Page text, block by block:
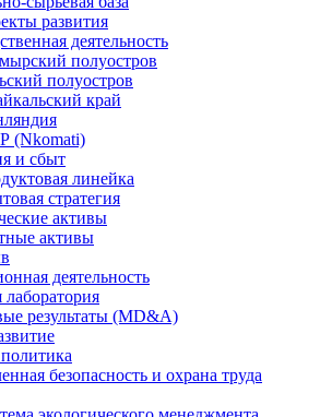
развития
деятельность
полуостров
полуостров
край
(Nkomati)
и сбыт
линейка
стратегия
активы
активы
деятельность
результаты (MD&A)
безопасность и охрана труда